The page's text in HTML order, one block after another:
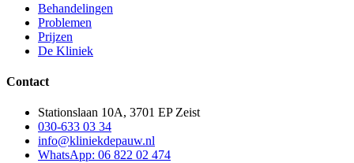
Behandelingen
Problemen
Prijzen
De Kliniek
Contact
Stationslaan 10A, 3701 EP Zeist
030-633 03 34
info@kliniekdepauw.nl
WhatsApp: 06 822 02 474